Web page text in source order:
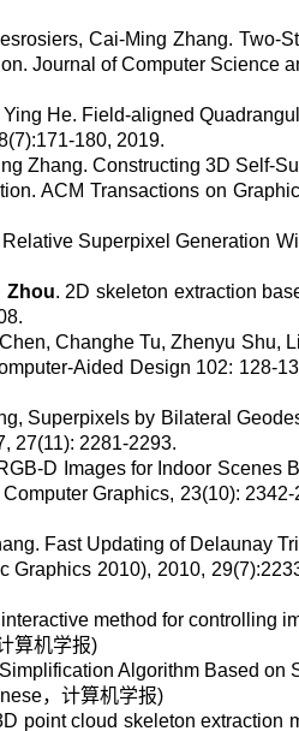
Cai-Ming Zhang. Two-
Journal of Computer Science
He. Field-aligned
180, 2019.
Zhang. Constructing 3D Self-
ACM Transactions on
Superpixel Generation
Zhou. 2D skeleton extraction
Changhe Tu, Zhenyu Shu,
Aided Design 102: 128-
Superpixels by Bilateral
27(11): 2281-2293.
D Images for Indoor Scenes
Graphics, 23(10): 2342-
Fast Updating of Delaunay
Graphics 2010), 2010,
method for controlling
算机学报)
Algorithm Based on
，计算机学报)
point cloud skeleton extraction